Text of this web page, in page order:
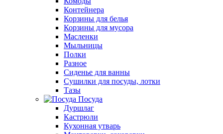
Контейнера
Корзины для белья
Корзины для мусора
Масленки
Мыльницы
Полки
Разное
Сиденье для ванны
Сушилки для посуды, лотки
Тазы
Посуда
Дуршлаг
Кастрюли
Кухонная утварь